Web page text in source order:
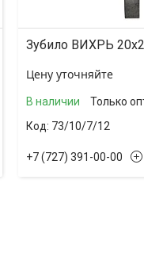
Зубило ВИХРЬ
Цену уточняйте
В наличии
Только
73/10/7/12
+7 (727) 391-00-00